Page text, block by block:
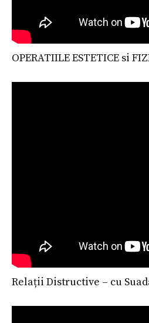
OPERATIILE ESTETICE si
Relații Distructive – cu